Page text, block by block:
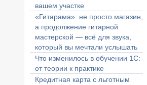
вашем участке
«Гитарама»: не просто магазин,
а продолжение гитарной
мастерской — всё для звука,
который вы мечтали услышать
Что изменилось в обучении 1С:
от теории к практике
Кредитная карта с льготным